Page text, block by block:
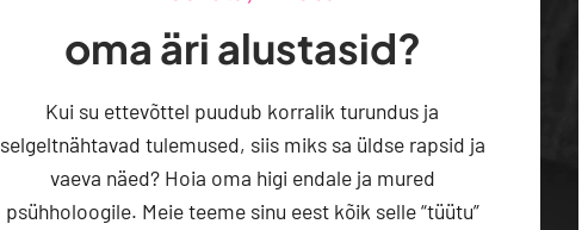
oma äri alustasid?
Kui su ettevõttel puudub korralik turundus ja
selgeltnähtavad tulemused, siis miks sa üldse rapsid ja
vaeva näed? Hoia oma higi endale ja mured
psühholoogile. Meie teeme sinu eest kõik selle “tüütu”